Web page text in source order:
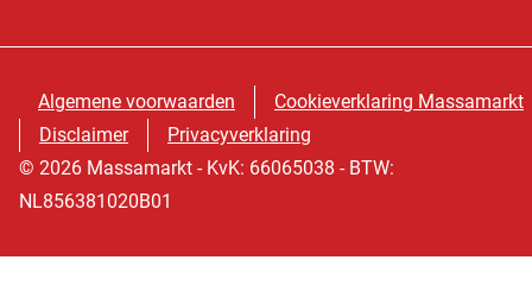
Algemene voorwaarden
Cookieverklaring Massamarkt
Disclaimer
Privacyverklaring
© 2026 Massamarkt - KvK: 66065038 - BTW:
NL856381020B01